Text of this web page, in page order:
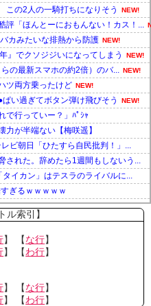
この2人の一騎打ちになりそう NEW!
評「ほんとーにおもんない！カス！...
カみたいな排熱から防護 NEW!
』でクソジジいになってしまう NEW!
の最新スマホの約2倍）のバ... NEW!
ツ両方乗ったけど NEW!
い過ぎてボタン弾け飛びそう NEW!
で行っていー？」ﾊﾟｼｬ
力が半端ない【梅咲遥】
ビ朝日「ひたすら自民批判！」...
された。辞めたら1週間もしないう...
イカン」はテスラのライバルに...
ぎるｗｗｗｗｗ
ル索引】
】 【な行】
】 【わ行】
】 【な行】
】 【わ行】